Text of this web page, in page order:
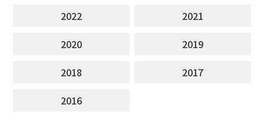
2022
2021
2020
2019
2018
2017
2016